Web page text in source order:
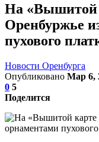
На «Вышитой
Оренбуржье
пухового
Новости Оренбурга
Опубликовано Мар 6,
0 5
Поделится